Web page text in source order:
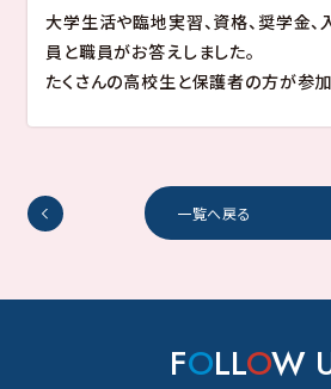
管理栄養学部 管理栄養学科
キャンパスライフ
キャンパスマップ
東都大学で学ぶ先輩たち
クラブ・サークル
就職
就職
国家試験合格率
地域貢献・研究活動
訪問者別
在学生・保護者の方
卒業生の方
地域一般・企業の方
大学案内
情報公開
キャンパスマップ・アクセスこのサイトについて
音声ブラウザへの対応関連リ
大学生活や臨地実習、資格、奨学金
員と職員がお答えしました。
たくさんの高校生と保護者の方が参加
一覧へ戻る
FOLLOW